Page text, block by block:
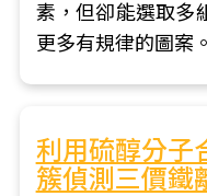
素，但卻能選取多
更多有規律的圖案。
利用硫醇分子
簇偵測三價鐵